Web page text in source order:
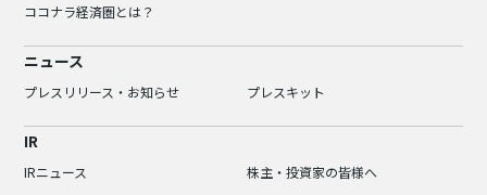
ココナラ経済圏とは？
ニュース
プレスリリース・お知らせ プレスキット
IR
IRニュース
株主・投資家の皆様へ